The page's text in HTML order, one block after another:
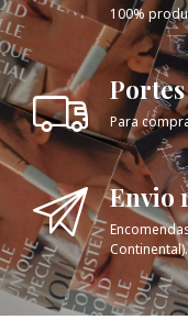
100%
Para
Envio
Continental).